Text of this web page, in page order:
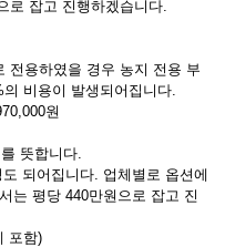
로 잡고 진행하겠습니다.
전용하였을 경우 농지 전용 부
비용이 발생되어집니다.
원
뜻합니다.
되어집니다. 업체별로 옵션에
는 평당 440만원으로 잡고 진
포함)